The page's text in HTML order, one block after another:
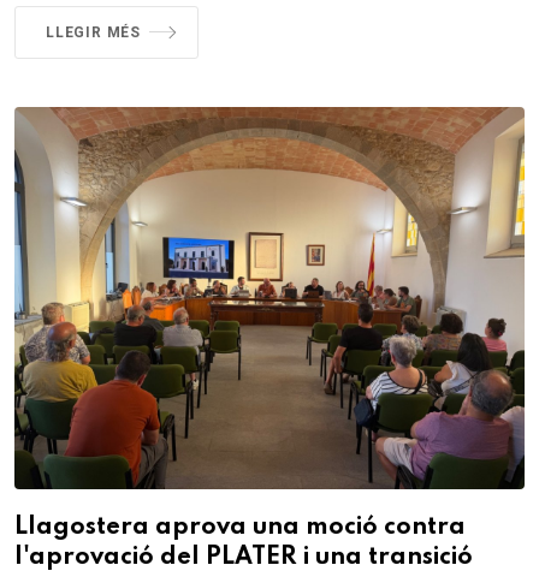
LLEGIR MÉS
Llagostera aprova una moció contra
l'aprovació del PLATER i una transició